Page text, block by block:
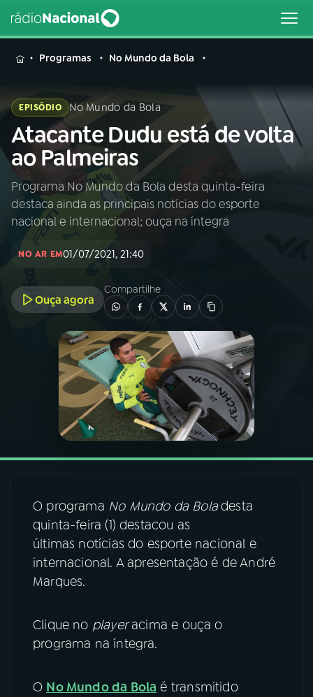
MENU
Buscar
na
Rádio
Nacional
Buscar
AO VIVO
01INÍCIO
02A RÁDIO
PROGRAMAÇÃO
PROGRAMAS
PODCASTS
07 ÚLTIMAS
08 FESTIVAL DE MÚSICA
ACOMPANHE A RÁDIO NACIONAL
YouTube
Instagram X
Programas No Mundo da Bola
EPISÓDIO No Mundo da Bola
Atacante Dudu está de volta
ao Palmeiras
Programa No Mundo da Bola desta quinta-feira
destaca ainda as principais notícias do esporte
nacional e internacional; ouça na íntegra
NO AR EM01/07/2021, 21:40
Ouça agora
Compartilhe
O programa No Mundo da Boladesta
quinta-feira (1) destacou as
últimas notícias do esporte nacional e
internacional. A apresentação é de André
Marques.
Clique no playeracima e ouça o
programa na íntegra.
O No Mundo da Bola é transmitido